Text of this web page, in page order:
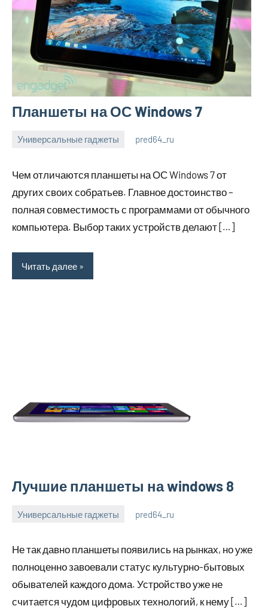
Планшеты на ОС Windows 7
Универсальные гаджеты
2023
pred64_ru
Чем отличаются планшеты на ОС Windows 7 от
других своих собратьев. Главное достоинство –
полная совместимость с программами от обычного
компьютера. Выбор таких устройств делают […]
Читать далее
Лучшие планшеты на windows 8
Универсальные гаджеты
2023
pred64_ru
Не так давно планшеты появились на рынках, но уже
полноценно завоевали статус культурно-бытовых
обывателей каждого дома. Устройство уже не
считается чудом цифровых технологий, к нему […]